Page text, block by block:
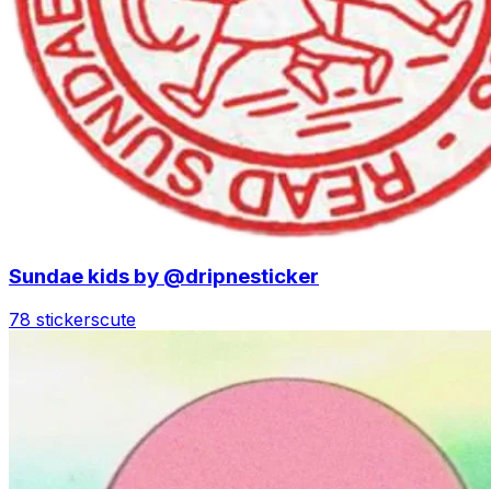
Sundae kids by @dripnesticker
78 stickerscute